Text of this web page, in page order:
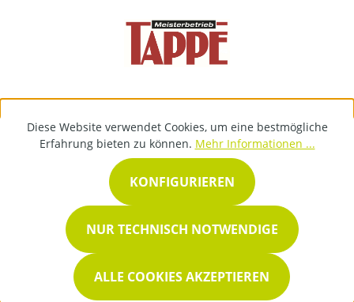
Diese Website verwendet Cookies, um eine bestmögliche
Erfahrung bieten zu können. Mehr Informationen ...
NUR TECHNISCH NOTWENDIGE
KONFIGURIEREN
ALLE COOKIES AKZEPTIEREN